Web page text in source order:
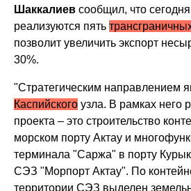
Шаккалиевсообщил, что
реализуются пять
позволит увеличить экспорт
30%.
"Стратегическим направлением
Каспийского узла. В рамках него
проекта – это строительство
морском порту Актау и
терминала "Саржа" в порту
СЭЗ "Морпорт Актау". По
территории СЭЗ выделен